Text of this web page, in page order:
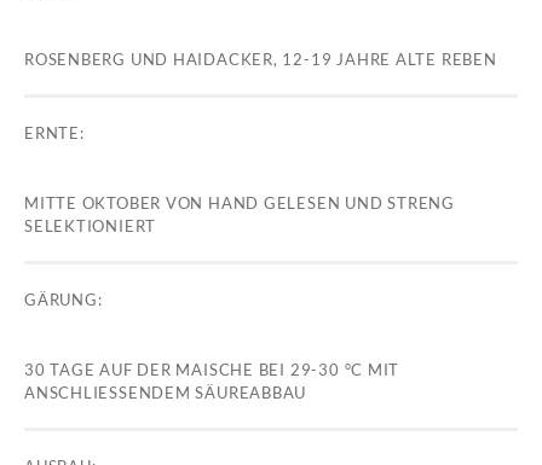
ROSENBERG UND HAIDACKER, 12-19 JAHRE ALTE REBEN
ERNTE:
MITTE OKTOBER VON HAND GELESEN UND STRENG
SELEKTIONIERT
GÄRUNG:
30 TAGE AUF DER MAISCHE BEI 29-30 °C MIT
ANSCHLIESSENDEM SÄUREABBAU